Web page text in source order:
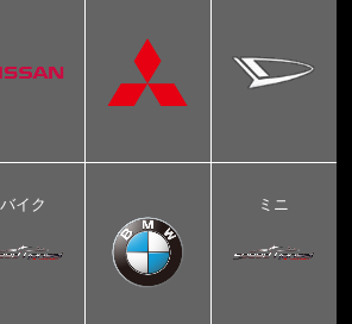
バイク ミニ